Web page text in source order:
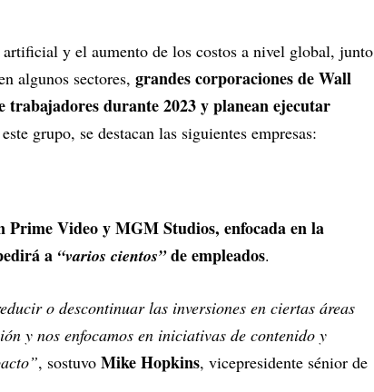
y el aumento de los costos a nivel global, junto
algunos sectores, grandes corporaciones de Wall
trabajadores durante 2023 y planean ejecutar
grupo, se destacan las siguientes empresas:
Prime Video y MGM Studios, enfocada en la
a “varios cientos”de empleados.
o descontinuar las inversiones en ciertas áreas
y nos enfocamos en iniciativas de contenido y
, sostuvo Mike Hopkins, vicepresidente sénior de